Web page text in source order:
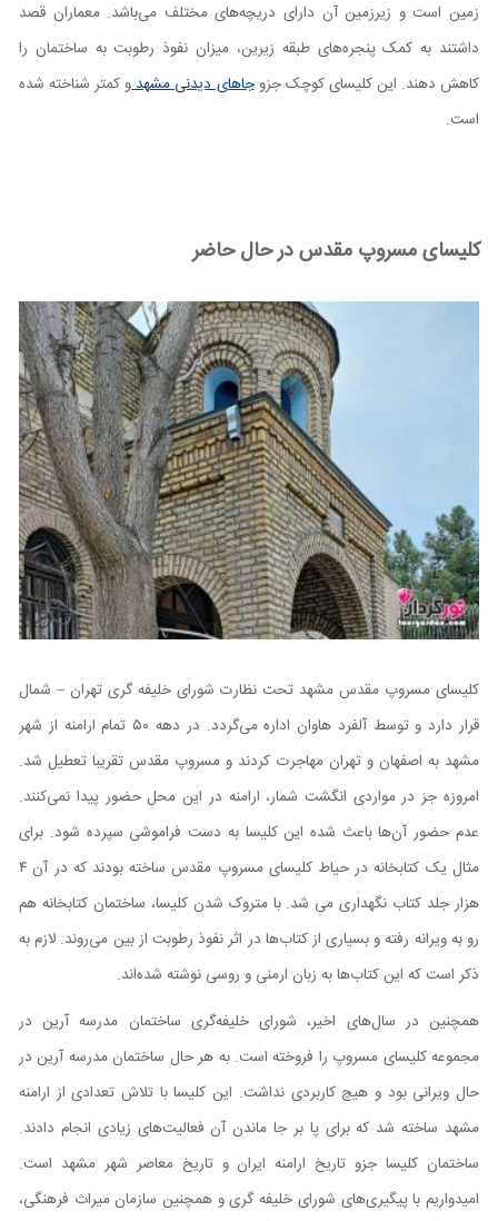
زمین است و زیرزمین آن دارای دریچه‌های مختلف می‌باشد. معماران قصد
داشتند به کمک پنجره‌های طبقه زیرین، میزان نفوذ رطوبت به ساختمان را
کاهش دهند. این کلیسای کوچک جزوجاهای دیدنی مشهدو کمتر شناخته شده
است.
کلیسای مسروپ مقدس در حال حاضر
کلیسای مسروپ مقدس مشهد تحت نظارت شورای خلیفه گری تهران – شمال
قرار دارد و توسط آلفرد هاوان اداره می‌گردد. در دهه ۵۰ تمام ارامنه از شهر
مشهد به اصفهان و تهران مهاجرت کردند و مسروپ مقدس تقریبا تعطیل شد.
امروزه جز در مواردی انگشت شمار، ارامنه در این محل حضور پیدا نمی‌کنند.
عدم حضور آن‌ها باعث شده این کلیسا به دست فراموشی سپرده شود. برای
مثال یک کتابخانه در حیاط کلیسای مسروپ مقدس ساخته بودند که در آن ۴
هزار جلد کتاب نگهداری می شد. با متروک شدن کلیسا، ساختمان کتابخانه هم
رو به ویرانه رفته و بسیاری از کتاب‌ها در اثر نفوذ رطوبت از بین می‌روند. لازم به
ذکر است که این کتاب‌ها به زبان ارمنی و روسی نوشته شده‌اند.
همچنین در سال‌های اخیر، شورای خلیفه‌گری ساختمان مدرسه آرین در
مجموعه کلیسای مسروپ را فروخته است. به هر حال ساختمان مدرسه آرین در
حال ویرانی بود و هیچ کاربردی نداشت. این کلیسا با تلاش تعدادی از ارامنه
مشهد ساخته شد که برای پا بر جا ماندن آن فعالیت‌های زیادی انجام دادند.
ساختمان کلیسا جزو تاریخ ارامنه ایران و تاریخ معاصر شهر مشهد است.
امیدواریم با پیگیری‌های شورای خلیفه گری و همچنین سازمان میراث فرهنگی،